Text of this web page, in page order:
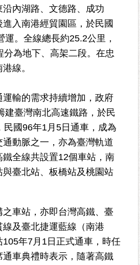
內湖路、文德路、成功
入南港經貿園區，於民國
運。全線總長約25.2公里，
分為地下、高架二段。在忠
線。
運輸的需求持續增加，政府
建臺灣南北高速鐵路，於民
民國96年1月5日通車，成為
動脈之一，亦為臺灣軌道
全線共設置12個車站，南
臺北站、板橋站及桃園站
車站，亦即台灣高鐵、臺
及臺北捷運藍線（南港
年7月1日正式通車，時任
車典禮時表示，隨著高鐵